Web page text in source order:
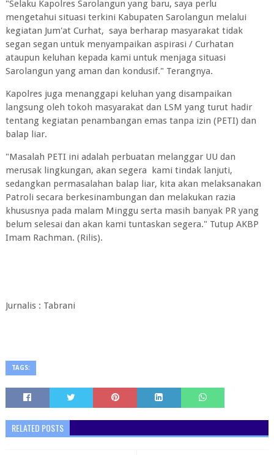
"Selaku Kapolres Sarolangun yang baru, saya perlu
mengetahui situasi terkini Kabupaten Sarolangun melalui
kegiatan Jum'at Curhat, saya berharap masyarakat tidak
segan segan untuk menyampaikan aspirasi / Curhatan
ataupun keluhan kepada kami untuk menjaga situasi
Sarolangun yang aman dan kondusif." Terangnya.
Kapolres juga menanggapi keluhan yang disampaikan
langsung oleh tokoh masyarakat dan LSM yang turut hadir
tentang kegiatan penambangan emas tanpa izin (PETI) dan
balap liar.
"Masalah PETI ini adalah perbuatan melanggar UU dan
merusak lingkungan, akan segera kami tindak lanjuti,
sedangkan permasalahan balap liar, kita akan melaksanakan
Patroli secara berkesinambungan dan melakukan razia
khususnya pada malam Minggu serta masih banyak PR yang
belum selesai dan akan kami tuntaskan segera." Tutup AKBP
Imam Rachman. (Rilis).
Jurnalis : Tabrani
TAGS:
RELATED POSTS